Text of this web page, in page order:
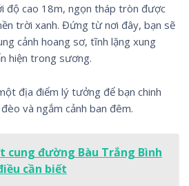
độ cao 18m, ngọn tháp tròn được
trời xanh. Đứng từ nơi đây, bạn sẽ
cảnh hoang sơ, tĩnh lặng xung
hiện trong sương.
địa điểm lý tưởng để bạn chinh
và ngắm cảnh ban đêm.
cung đường Bàu Trắng Bình
cần biết